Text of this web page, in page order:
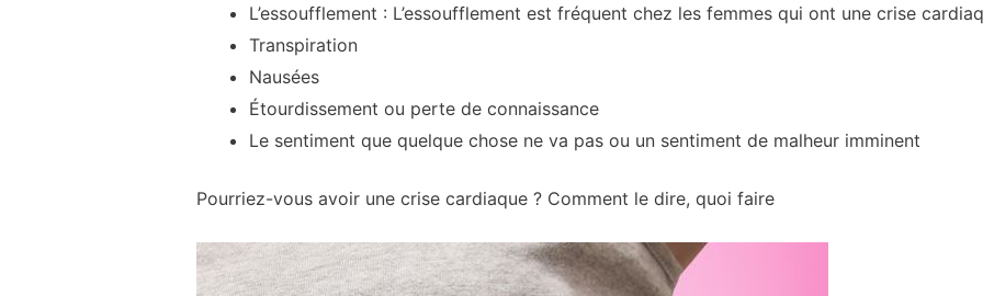
L’essoufflement : L’essoufflement est fréquent chez les femmes qui ont une crise
Transpiration
Nausées
Étourdissement ou perte de connaissance
Le sentiment que quelque chose ne va pas ou un sentiment de malheur imminent
Pourriez-vous avoir une crise cardiaque ? Comment le dire, quoi faire